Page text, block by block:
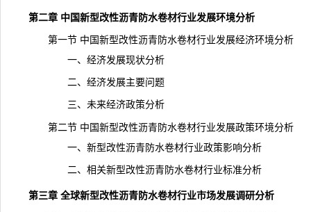
第二章 中国新型改性沥青防水卷材行业发展环境分析
第一节 中国新型改性沥青防水卷材行业发展经济环境分析
一、经济发展现状分析
二、经济发展主要问题
三、未来经济政策分析
第二节 中国新型改性沥青防水卷材行业发展政策环境分析
一、新型改性沥青防水卷材行业政策影响分析
二、相关新型改性沥青防水卷材行业标准分析
第三章 全球新型改性沥青防水卷材行业市场发展调研分析